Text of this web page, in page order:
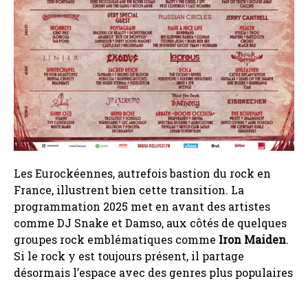
Les Eurockéennes, autrefois bastion du rock en
France, illustrent bien cette transition. La
programmation 2025 met en avant des artistes
comme DJ Snake et Damso, aux côtés de quelques
groupes rock emblématiques comme Iron Maiden.
Si le rock y est toujours présent, il partage
désormais l’espace avec des genres plus populaires